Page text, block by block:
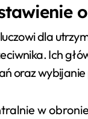
dla
Ich
oraz wybijanie
w